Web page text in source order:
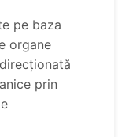
pe baza
organe
prin